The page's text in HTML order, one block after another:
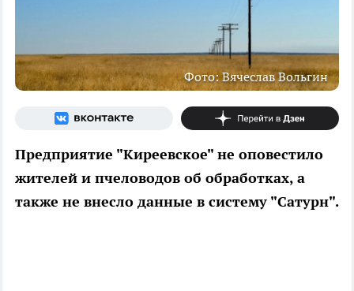
Фото: Вячеслав Вольгин
Предприятие "Киреевское" не оповестило
жителей и пчеловодов об обработках, а
также не внесло данные в систему "Сатурн".